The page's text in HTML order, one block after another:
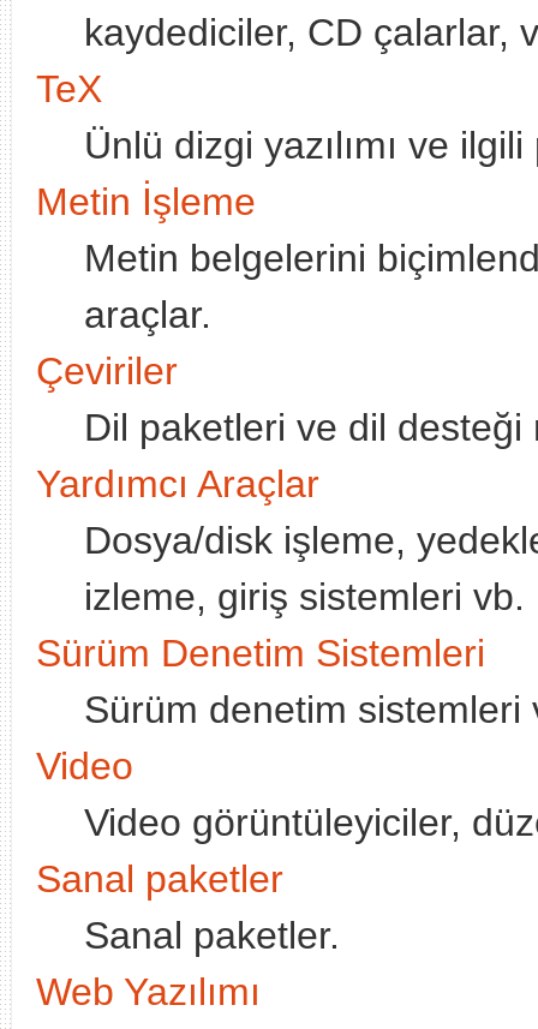
kaydediciler, CD çalarlar,
TeX
Ünlü dizgi yazılımı ve
Metin İşleme
Metin belgelerini
araçlar.
Çeviriler
Dil paketleri ve dil
Yardımcı Araçlar
Dosya/disk işleme,
izleme, giriş sistemleri vb.
Sürüm Denetim Sistemleri
Sürüm denetim sistemleri
Video
Video görüntüleyiciler,
Sanal paketler
Sanal paketler.
Web Yazılımı